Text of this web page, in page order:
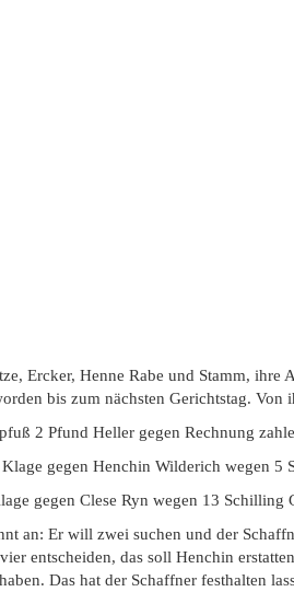
Ercker, Henne Rabe und Stamm,
bis zum nächsten Gerichtstag. Von
2 Pfund Heller gegen Rechnung
gegen Henchin Wilderich wegen
gegen Clese Ryn wegen 13 Schilling
an: Er will zwei suchen und der
entscheiden, das soll Henchin
Das hat der Schaffner festhalten